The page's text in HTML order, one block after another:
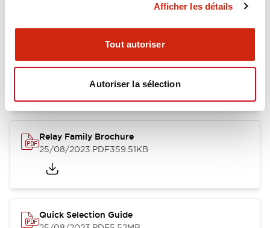
Afficher les détails
Tout autoriser
Autoriser la sélection
Approbations Et Normes
RH Series Power Relays
12/05/2026.PDF450.14KB
Relay Family Brochure
25/08/2023.PDF359.51KB
Quick Selection Guide